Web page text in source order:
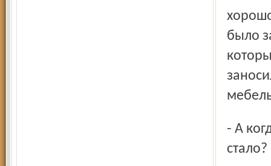
было
- А когда отогнали немцев от Москвы, что с бункером
стало?